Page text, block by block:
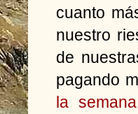
cuanto
nuestro
de
pagando
la